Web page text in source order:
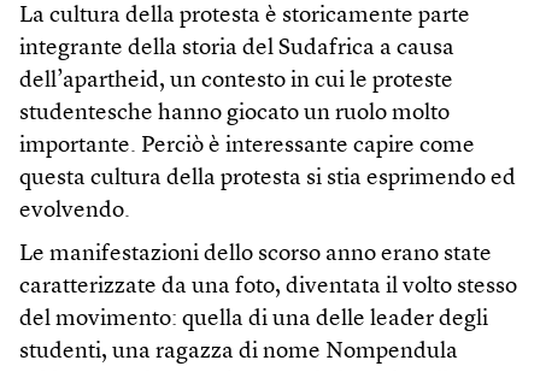
La cultura della protesta è storicamente parte
integrante della storia del Sudafrica a causa
dell’apartheid, un contesto in cui le proteste
studentesche hanno giocato un ruolo molto
importante. Perciò è interessante capire come
questa cultura della protesta si stia esprimendo ed
evolvendo.
Le manifestazioni dello scorso anno erano state
caratterizzate da una foto, diventata il volto stesso
del movimento: quella di una delle leader degli
studenti, una ragazza di nome Nompendula